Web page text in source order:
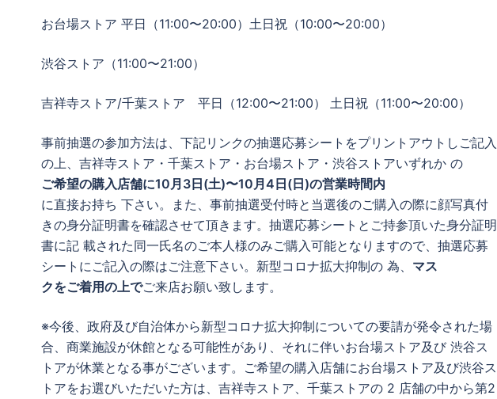
お台場ストア 平日（11:00〜20:00）土日祝（10:00〜20:00）
渋谷ストア（11:00〜21:00）
吉祥寺ストア/千葉ストア 平日（12:00〜21:00） 土日祝（11:00〜20:00）
事前抽選の参加方法は、下記リンクの抽選応募シートをプリントアウトしご記入
の上、吉祥寺ストア・千葉ストア・お台場ストア・渋谷ストアいずれか の
ご希望の購入店舗に10月3日(土)〜10月4日(日)の営業時間内
に直接お持ち 下さい。また、事前抽選受付時と当選後のご購入の際に顔写真付
きの身分証明書を確認させて頂きます。抽選応募シートとご持参頂いた身分証明
書に記 載された同一氏名のご本人様のみご購入可能となりますので、抽選応募
シートにご記入の際はご注意下さい。新型コロナ拡大抑制の 為、 マス
クをご着用の上でご来店お願い致します。
※今後、政府及び自治体から新型コロナ拡大抑制についての要請が発令された場
合、商業施設が休館となる可能性があり、それに伴いお台場ストア及び 渋谷ス
トアが休業となる事がございます。ご希望の購入店舗にお台場ストア及び渋谷ス
トアをお選びいただいた方は、吉祥寺ストア、千葉ストアの 2 店舗の中から第2